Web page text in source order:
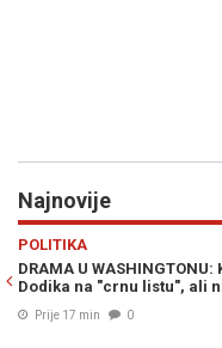
Najnovije
traže vraćanje
nije sve...